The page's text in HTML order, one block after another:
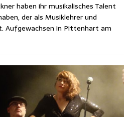
haben ihr musikalisches Talent
der als Musiklehrer und
Aufgewachsen in Pittenhart am